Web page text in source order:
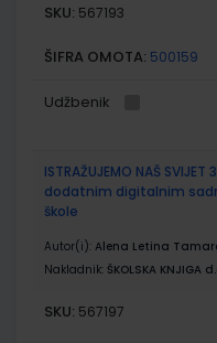
SKU: 567193
ŠIFRA OMOTA: 500159
Udžbenik
ISTRAŽUJEMO NAŠ
dodatnim digitalnim
škole
Autor(i): Alena Letina
Nakladnik: ŠKOLSKA KNJIGA
SKU: 567197